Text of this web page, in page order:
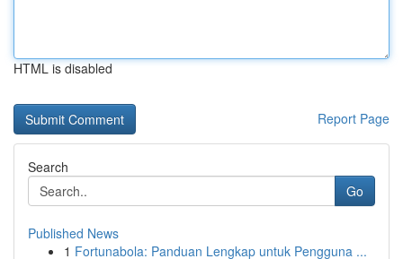
HTML is disabled
Report Page
Search
Go
Published News
1 Fortunabola: Panduan Lengkap untuk Pengguna ...